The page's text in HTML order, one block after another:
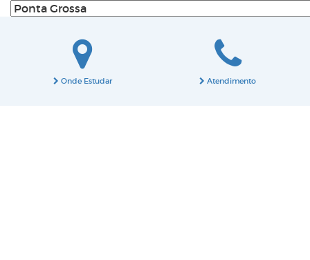
Onde Estudar Atendimento